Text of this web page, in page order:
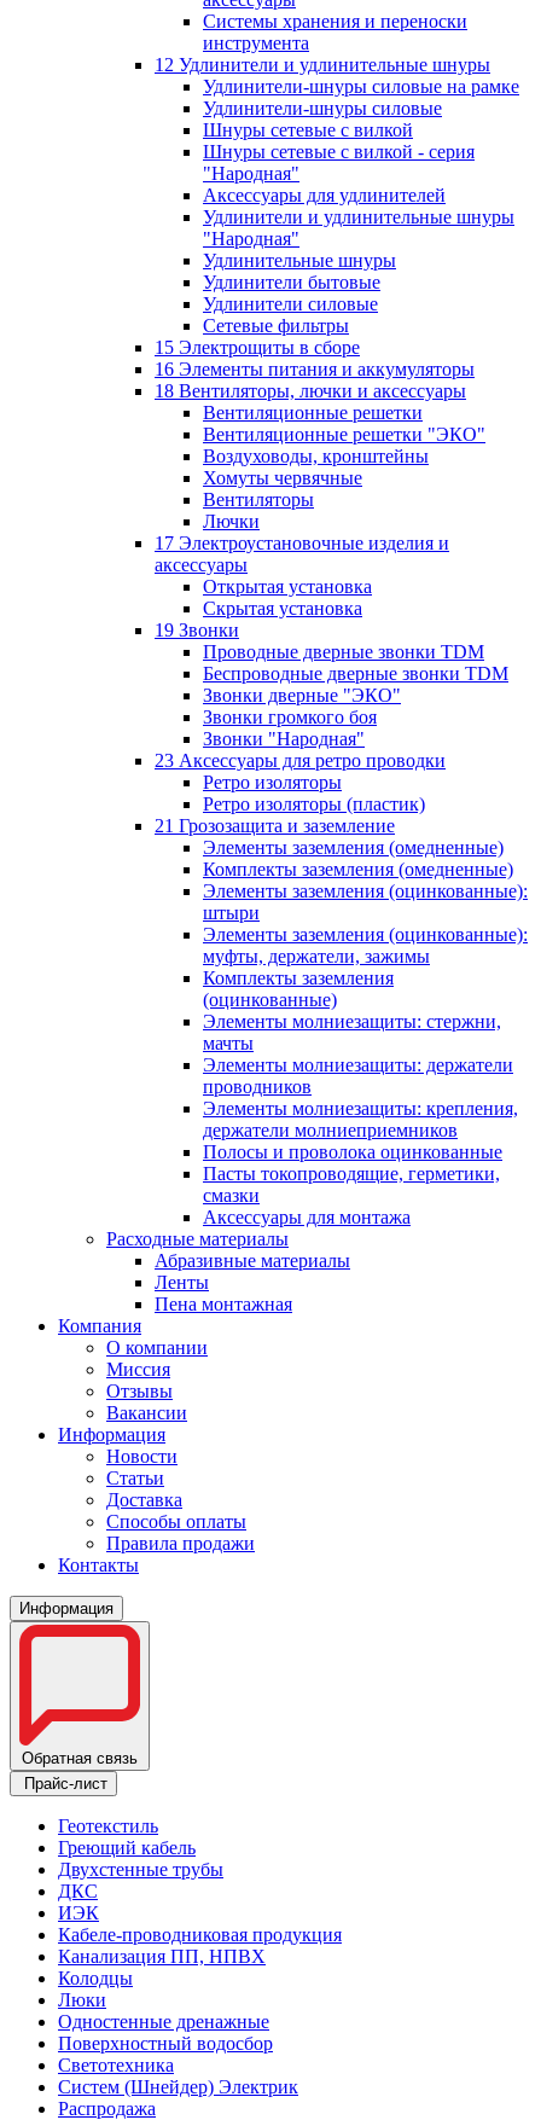
Системы хранения и переноски
инструмента
12 Удлинители и удлинительные шнуры
Удлинители-шнуры силовые на рамке
Удлинители-шнуры силовые
Шнуры сетевые с вилкой
Шнуры сетевые с вилкой - серия
"Народная"
Аксессуары для удлинителей
Удлинители и удлинительные шнуры
"Народная"
Удлинительные шнуры
Удлинители бытовые
Удлинители силовые
Сетевые фильтры
15 Электрощиты в сборе
16 Элементы питания и аккумуляторы
18 Вентиляторы, лючки и аксессуары
Вентиляционные решетки
Вентиляционные решетки "ЭКО"
Воздуховоды, кронштейны
Хомуты червячные
Вентиляторы
Лючки
17 Электроустановочные изделия и
аксессуары
Открытая установка
Скрытая установка
19 Звонки
Проводные дверные звонки TDM
Беспроводные дверные звонки TDM
Звонки дверные "ЭКО"
Звонки громкого боя
Звонки "Народная"
23 Аксессуары для ретро проводки
Ретро изоляторы
Ретро изоляторы (пластик)
21 Грозозащита и заземление
Элементы заземления (омедненные)
Комплекты заземления (омедненные)
Элементы заземления (оцинкованные):
штыри
Элементы заземления (оцинкованные):
муфты, держатели, зажимы
Комплекты заземления
(оцинкованные)
Элементы молниезащиты: стержни,
мачты
Элементы молниезащиты: держатели
проводников
Элементы молниезащиты: крепления,
держатели молниеприемников
Полосы и проволока оцинкованные
Пасты токопроводящие, герметики,
смазки
Аксессуары для монтажа
Расходные материалы
Абразивные материалы
Ленты
Пена монтажная
Компания
О компании
Миссия
Отзывы
Вакансии
Информация
Новости
Статьи
Доставка
Способы оплаты
Правила продажи
Контакты
Информация
Обратная связь
Прайс-лист
Геотекстиль
Греющий кабель
Двухстенные трубы
ДКС
ИЭК
Кабеле-проводниковая продукция
Канализация ПП, НПВХ
Колодцы
Люки
Одностенные дренажные
Поверхностный водосбор
Светотехника
Систем (Шнейдер) Электрик
Распродажа